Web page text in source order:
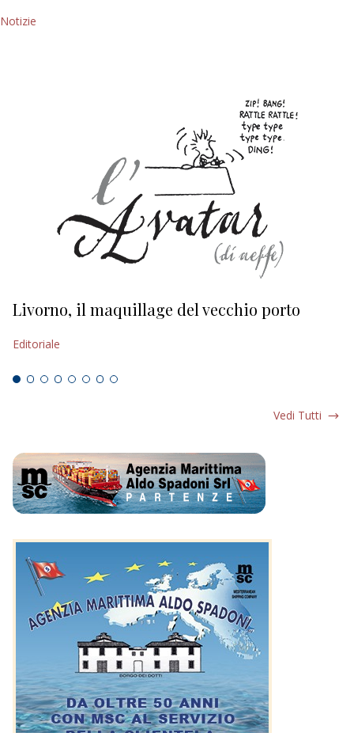
Notizie
Livorno, il maquillage del vecchio porto
Editoriale
Vedi Tutti